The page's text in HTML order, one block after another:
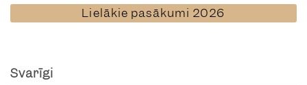
Lielākie pasākumi 2026
Svarīgi